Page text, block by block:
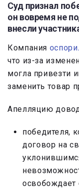
Суд признал
он вовремя не
внесли
Компания
что из-за
могла привезти
заменить товар
Апелляцию
победителя,
договор на
освобождает